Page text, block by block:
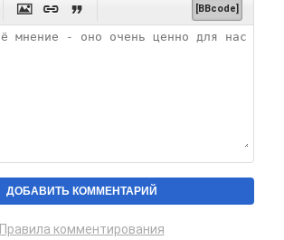
   [BBcode]
Правила комментирования